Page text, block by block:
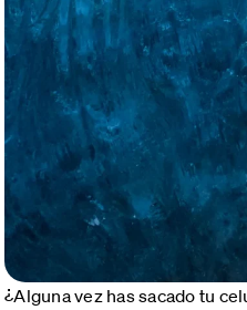
¿Alguna vez has sacado tu